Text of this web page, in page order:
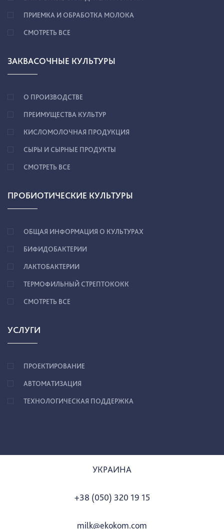
ПРИЕМКА И ОБРАБОТКА МОЛОКА
СМОТРЕТЬ ВСЕ
ЗАКВАСОЧНЫЕ КУЛЬТУРЫ
О ПРОИЗВОДСТВЕ
ПРЕИМУЩЕСТВА КУЛЬТУР
КИСЛОМОЛОЧНАЯ ПРОДУКЦИЯ
СЫРЫ И СЫРНЫЕ ПРОДУКТЫ
СМОТРЕТЬ ВСЕ
ПРОБИОТИЧЕСКИЕ КУЛЬТУРЫ
ОБЩАЯ ИНФОРМАЦИЯ О КУЛЬТУРАХ
БИФИДОБАКТЕРИИ
ЛАКТОБАКТЕРИИ
ТЕРМОФИЛЬНЫЙ СТРЕПТОКОКК
СМОТРЕТЬ ВСЕ
УСЛУГИ
ПРОЕКТИРОВАНИЕ
АВТОМАТИЗАЦИЯ
ТЕХНОЛОГИЧЕСКАЯ ПОДДЕРЖКА
УКРАИНА
+38 (050) 320 19 15
milk@ekokom.com